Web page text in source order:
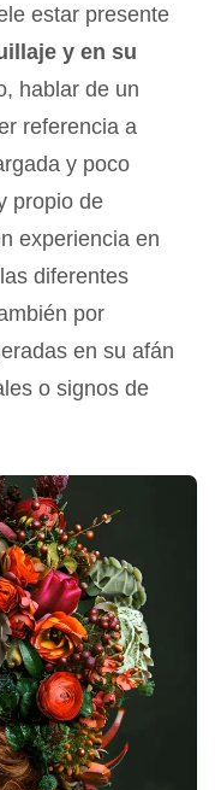
estar presente
y en su
hablar de un
referencia a
y poco
propio de
experiencia en
diferentes
por
en su afán
o signos de